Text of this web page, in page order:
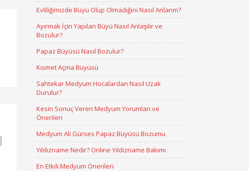
Evliliğimizde Büyü Olup Olmadığını Nasıl Anlarım?
Ayırmak İçin Yapılan Büyü Nasıl Anlaşılır ve
Bozulur?
Papaz Büyüsü Nasıl Bozulur?
Kısmet Açma Büyüsü
Sahtekar Medyum Hocalardan Nasıl Uzak
Durulur?
Kesin Sonuç Veren Medyum Yorumları ve
Önerileri
Medyum Ali Gürses Papaz Büyüsü Bozumu
Yıldızname Nedir? Online Yıldızname Bakımı
En Etkili Medyum Önerileri